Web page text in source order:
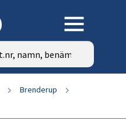
Brenderup